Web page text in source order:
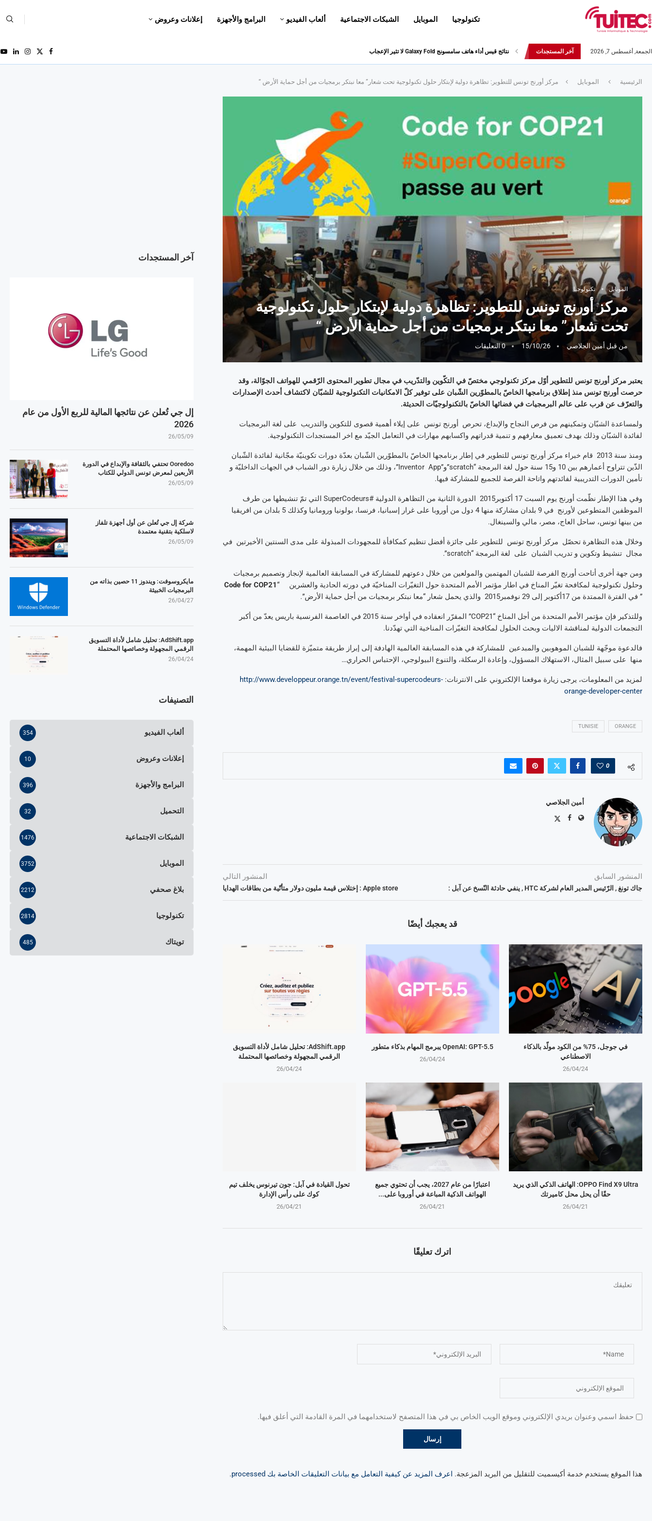
تكنولوجيا الموبايل الشبكات الاجتماعية ألعاب الفيديو البرامج والأجهزة إعلانات وعروض
الجمعة, أغسطس 7, 2026 آخر المستجدات أحدث إصدارات هواوي: هاتف “nova 8 SE” ينطلق رسميا مع أربع...
الرئيسية الموبايل مركز أورنج تونس للتطوير: تظاهرة دولية لإبتكار حلول تكنولوجية تحت شعار” معا نبتكر برمجيات من أجل حماية الأرض “
الموبايل تكنولوجيا
مركز أورنج تونس للتطوير: تظاهرة دولية لإبتكار حلول تكنولوجية
تحت شعار” معا نبتكر برمجيات من أجل حماية الأرض “
من قبل أمين الجلاصي 15/10/26 0 التعليقات
يعتبر مركز أورنج تونس للتطوير أوّل مركز تكنولوجي مختصّ في التكّوين والتدّريب في مجال تطوير المحتوى الرّقمي للهواتف الجوّالة، وقد
حرصت أورنج تونس منذ إطلاق برنامجها الخاصّ بالمطوّرين الشّبان على توفير كلّ الامكانيات التكنولوجية للشبّان لاكتشاف أحدث الإصدارات
والتعرّف عن قرب على عالم البرمجيات في فضائها الخاصّ بالتكنولوجيّات الحديثة.
ولمساعدة الشبّان وتمكينهم من فرص النجاح والإبداع، تحرص أورنج تونس على إيلاء أهمية قصوى للتكوين والتدريب على لغة البرمجيات
لفائدة الشبّان وذلك بهدف تعميق معارفهم و تنمية قدراتهم واكسابهم مهارات في التعامل الجيّد مع اخر المستجدات التكنولوجية.
ومنذ سنة 2013 قام خبراء مركز أورنج تونس للتطوير في إطار برنامجها الخاصّ بالمطوّرين الشّبان بعدّة دورات تكوينيّة مجّانية لفائدة الشّبان
الذّين تتراوح أعمارهم بين 10 و15 سنة حول لغة البرمجة “scratch”و”Inventor App”، وذلك من خلال زيارة دور الشباب في الجهات الداخليّة و
تأمين الدورات التدريبية لفائدتهم واتاحة الفرصة للجميع للمشاركة فيها.
وفي هذا الإطار نظّمت أورنج يوم السبت 17 أكتوبر2015 الدورة الثانية من التظاهرة الدولية #SuperCodeurs التي تمّ تنشيطها من طرف
الموظفين المتطوعين لأورنج في 9 بلدان مشاركة منها 4 دول من أوروبا على غرار إسبانيا، فرنسا، بولونيا ورومانيا وكذلك 5 بلدان من افريقيا
من بينها تونس، ساحل العاج، مصر، مالي والسينغال.
وخلال هذه التظاهرة تحصّل مركز أورنج تونس للتطوير على جائزة أفضل تنظيم كمكافأة للمجهودات المبذولة على مدى السنتين الأخيرتين في
مجال تنشيط وتكوين و تدريب الشبان على لغة البرمجة “scratch”.
ومن جهة أخرى أتاحت أورنج الفرصة للشبان المهتمين والمولعين من خلال دعوتهم للمشاركة في المسابقة العالمية لإنجاز وتصميم برمجيات
وحلول تكنولوجية لمكافحة تغيّر المناخ في اطار مؤتمر الأمم المتحدة حول التغيّرات المناخيّة في دورته الحادية والعشرين “ Code for COP21
” في الفترة الممتدة من 17أكتوبر إلى 29 نوفمبر2015 والذي يحمل شعار “معا نبتكر برمجيات من أجل حماية الأرض”.
وللتذكير فإن مؤتمر الأمم المتحدة من أجل المناخ “COP21” المقرّر انعقاده في أواخر سنة 2015 في العاصمة الفرنسية باريس يعدّ من أكبر
التجمعات الدولية لمناقشة الاليات وبحث الحلول لمكافحة التغيّرات المناخية التي تهدّدنا.
فالدعوة موجّهة للشبان الموهوبين والمبدعين للمشاركة في هذه المسابقة العالمية الهادفة إلى إبراز طريقة متميّزة للقضايا البيئية المهمة،
منها على سبيل المثال، الاستهلاك المسؤول، وإعادة الرسكلة، والتنوع البيولوجي، الإحتباس الحراري…
لمزيد من المعلومات، يرجى زيارة موقعنا الإلكتروني على الانترنات: http://www.developpeur.orange.tn/event/festival-supercodeurs-
orange-developer-center
ORANGE
TUNISIE
0
أمين الجلاصي
المنشور السابق
جاك تونغ , الرّئيس المدير العام لشركة HTC , ينفي حادثة النّسخ عن آبل :
المنشور التالي
Apple store : إختلاس قيمة مليون دولار متأتّية من بطاقات الهدايا
قد يعجبك أيضًا
AdShift.app: تحليل شامل لأداة التسويق
الرقمي المجهولة وخصائصها المحتملة
26/04/24
OpenAI: GPT-5.5 يبرمج المهام بذكاء متطور
26/04/24
في جوجل، 75% من الكود مولّد بالذكاء
الاصطناعي
26/04/24
تحول القيادة في آبل: جون تيرنوس يخلف تيم
كوك على رأس الإدارة
26/04/21
اعتبارًا من عام 2027، يجب أن تحتوي جميع
الهواتف الذكية المباعة في أوروبا على...
26/04/21
OPPO Find X9 Ultra: الهاتف الذكي الذي يريد
حقًا أن يحل محل كاميرتك
26/04/21
اترك تعليقًا
حفظ اسمي وعنوان بريدي الإلكتروني وموقع الويب الخاص بي في هذا المتصفح لاستخدامهما في المرة القادمة التي أعلق فيها.
هذا الموقع يستخدم خدمة أكيسميت للتقليل من البريد المزعجة. اعرف المزيد عن كيفية التعامل مع بيانات التعليقات الخاصة بك processed .
آخر المستجدات
إل جي تُعلن عن نتائجها المالية للربع الأول من عام
2026
26/05/09
Ooredoo تحتفي بالثقافة والإبداع في الدورة
الأربعين لمعرض تونس الدولي للكتاب
26/05/09
شركة إل جي تُعلن عن أول أجهزة تلفاز
لاسلكية بتقنية معتمدة
26/05/09
مايكروسوفت: ويندوز 11 حصين بذاته من
البرمجيات الخبيثة
26/04/27
AdShift.app: تحليل شامل لأداة التسويق
الرقمي المجهولة وخصائصها المحتملة
26/04/24
التصنيفات
ألعاب الفيديو 354
إعلانات وعروض 10
البرامج والأجهزة 396
التحميل 32
الشبكات الاجتماعية 1476
الموبايل 3752
بلاغ صحفي 2212
تكنولوجيا 2814
تويتاك 485